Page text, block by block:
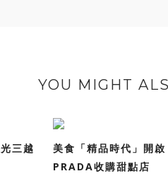
YOU MIGHT
三越
美食「精品時代」開
PRADA收購甜點店